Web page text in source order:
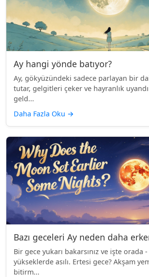
Ay hangi yönde batıyor?
Ay, gökyüzündeki sadece parlayan bir
tutar, gelgitleri çeker ve hayranlık
geld...
Daha Fazla Oku →
Bazı geceleri Ay neden daha
Bir gece yukarı bakarsınız ve işte orada
yükseklerde asılı. Ertesi gece? Akşam
bitirm...